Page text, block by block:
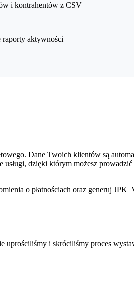
i kontrahentów z CSV
raporty aktywności
Dane Twoich klientów są
usługi, dzięki którym możesz prowadzić
o płatnościach oraz generuj
uprościliśmy i skróciliśmy proces